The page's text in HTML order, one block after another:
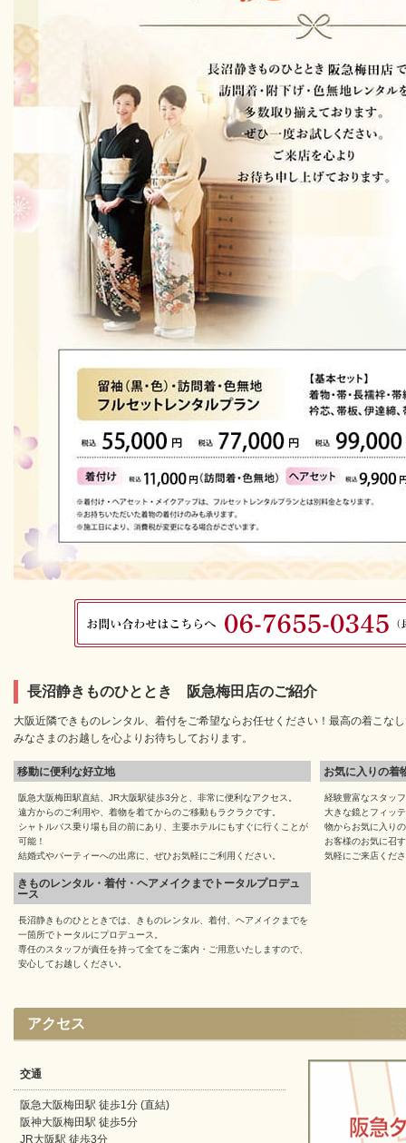
長沼静きものひととき 阪急梅田店のご紹介
大阪近隣できものレンタル、着付をご希望ならお任せください！最高の着こな
みなさまのお越しを心よりお待ちしております。
移動に便利な好立地
阪急大阪梅田駅直結、JR大阪駅徒歩3分と、非常に便利なアクセス。
遠方からのご利用や、着物を着てからのご移動もラクラクです。
シャトルバス乗り場も目の前にあり、主要ホテルにもすぐに行くことが
可能！
結婚式やパーティーへの出席に、ぜひお気軽にご利用ください。
お気に入りの着
経験豊富なスタッ
大きな鏡とフィッ
物からお気に入り
お客様のお気に召
気軽にご来店くだ
きものレンタル・着付・ヘアメイクまでトータルプロデュ
ース
長沼静きものひとときでは、きものレンタル、着付、ヘアメイクまでを
一箇所でトータルにプロデュース。
専任のスタッフが責任を持って全てをご案内・ご用意いたしますので、
安心してお越しください。
アクセス
交通
阪急大阪梅田駅 徒歩1分 (直結)
阪神大阪梅田駅 徒歩5分
JR大阪駅 徒歩3分